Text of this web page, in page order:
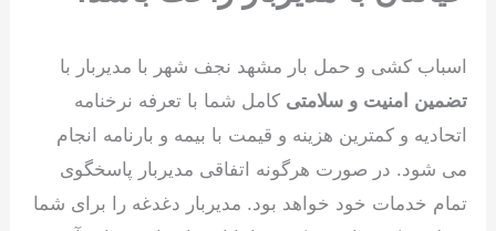
اسباب کشی و حمل بار مشهد نجف شهر با مدیربار با
تضمین امنیت و سلامتی کامل شما با تعرفه نرخنامه
اتحادیه و کمترین هزینه و قیمت با بیمه و بارنامه انجام
می شود. در صورت هرگونه اتفاقی مدیربار پاسخگوی
تمام خدمات خود خواهد بود. مدیربار دغدغه را برای شما